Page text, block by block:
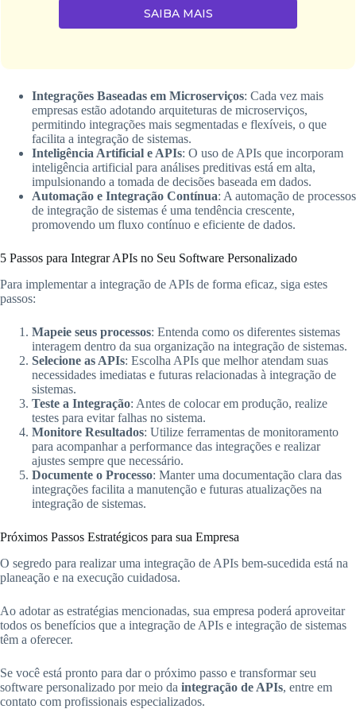
SAIBA MAIS
Integrações Baseadas em Microserviços: Cada vez mais
empresas estão adotando arquiteturas de microserviços,
permitindo integrações mais segmentadas e flexíveis, o que
facilita a integração de sistemas.
Inteligência Artificial e APIs: O uso de APIs que incorporam
inteligência artificial para análises preditivas está em alta,
impulsionando a tomada de decisões baseada em dados.
Automação e Integração Contínua: A automação de processos
de integração de sistemas é uma tendência crescente,
promovendo um fluxo contínuo e eficiente de dados.
5 Passos para Integrar APIs no Seu Software Personalizado
Para implementar a integração de APIs de forma eficaz, siga estes
passos:
Mapeie seus processos: Entenda como os diferentes sistemas
interagem dentro da sua organização na integração de sistemas.
Selecione as APIs: Escolha APIs que melhor atendam suas
necessidades imediatas e futuras relacionadas à integração de
sistemas.
Teste a Integração: Antes de colocar em produção, realize
testes para evitar falhas no sistema.
Monitore Resultados: Utilize ferramentas de monitoramento
para acompanhar a performance das integrações e realizar
ajustes sempre que necessário.
Documente o Processo: Manter uma documentação clara das
integrações facilita a manutenção e futuras atualizações na
integração de sistemas.
Próximos Passos Estratégicos para sua Empresa
O segredo para realizar uma integração de APIs bem-sucedida está na
planeação e na execução cuidadosa.
Ao adotar as estratégias mencionadas, sua empresa poderá aproveitar
todos os benefícios que a integração de APIs e integração de sistemas
têm a oferecer.
Se você está pronto para dar o próximo passo e transformar seu
software personalizado por meio da integração de APIs, entre em
contato com profissionais especializados.